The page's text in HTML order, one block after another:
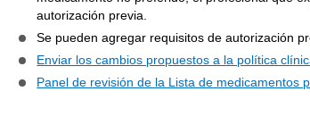
autorización previa.
Se pueden agregar requisitos de autorización
Enviar los cambios propuestos a la política
Panel de revisión de la Lista de medicamentos